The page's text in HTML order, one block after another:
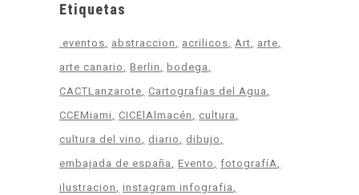
Etiquetas
.eventos abstraccion acrilicos Art
arte
arte canario
Berlin
bodega
CACTLanzarote
Cartografias del Agua
CCEMiami
CICElAlmacén
cultura
cultura del vino
diario
dibujo
embajada de españa
Evento
fotografíA
ilustracion
instagram infografia